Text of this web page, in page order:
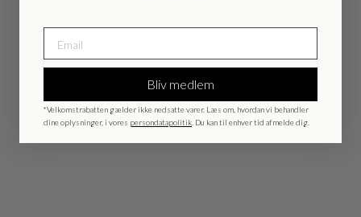
Bliv medlem
*Velkomstrabatten gælder ikke nedsatte varer. Læs om, hvordan vi behandler
dine oplysninger, i vores persondatapolitik . Du kan til enhver tid afmelde dig.